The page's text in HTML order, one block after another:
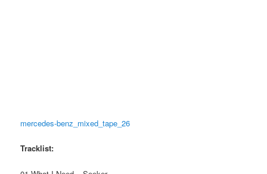
mercedes-benz_mixed_tape_26
Tracklist: